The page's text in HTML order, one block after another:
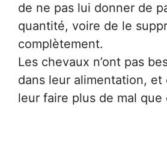
de ne pas lui donner de
quantité, voire de le
complètement.
Les chevaux n’ont pas
dans leur alimentation,
leur faire plus de mal que